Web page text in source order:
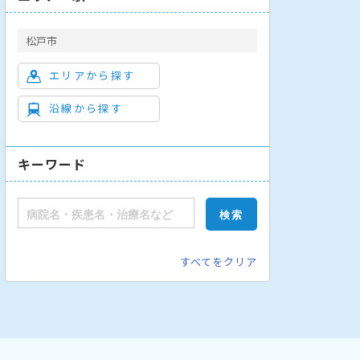
松戸市
エリアから探す
沿線から探す
キーワード
すべてをクリア